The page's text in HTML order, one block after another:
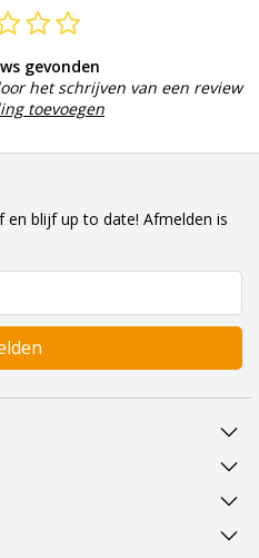
gevonden
het schrijven van een review
toevoegen
en blijf up to date! Afmelden is